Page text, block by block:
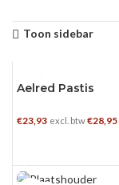
Toon sidebar
0.7 L
Aelred Pastis
€23,93 excl. btw€28,95